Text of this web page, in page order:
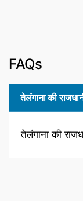
FAQs
तेलंगाना की
तेलंगाना की